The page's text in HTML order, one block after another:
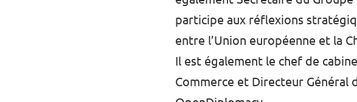
participe aux réflexions
entre l’Union européenne et la
Il est également le chef de
Commerce et Directeur Général